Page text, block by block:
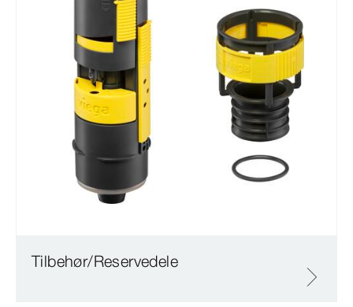
Tilbehør/Reservedele